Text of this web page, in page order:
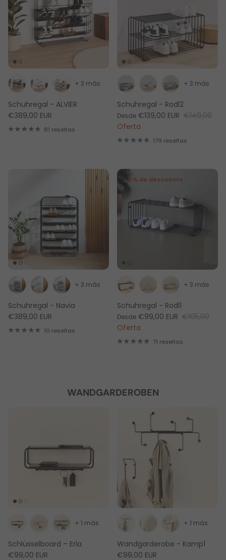
Schuhregal - ALVIER
€389,00 EUR
+ 3 más
81 reseñas
Schuhregal - Rodl2
Desde €139,00 EUR €149,00
Oferta
+ 3 más
179 reseñas
Schuhregal - Navia
€389,00 EUR
+ 3 más
10 reseñas
6 % de descuento
Schuhregal - Rodl1
Desde €99,00 EUR €105,00
Oferta
+ 3 más
71 reseñas
WANDGARDEROBEN
Schlüsselboard – Erla
€99,00 EUR
+ 1 más
Wandgarderobe - Kamp1
€99,00 EUR
+ 1 más